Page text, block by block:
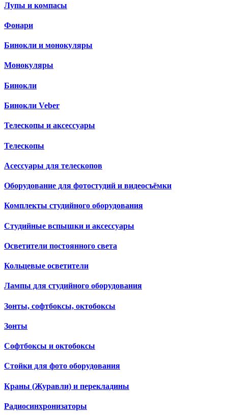
Лупы и компасы
Фонари
Бинокли и монокуляры
Монокуляры
Бинокли
Бинокли Veber
Телескопы и аксессуары
Телескопы
Асессуары для телескопов
Оборудование для фотостудий и видеосъёмки
Комплекты студийного оборудования
Студийные вспышки и аксессуары
Осветители постоянного света
Кольцевые осветители
Лампы для студийного оборудования
Зонты, софтбоксы, октобоксы
Зонты
Софтбоксы и октобоксы
Стойки для фото оборудования
Краны (Журавли) и перекладины
Радиосинхронизаторы